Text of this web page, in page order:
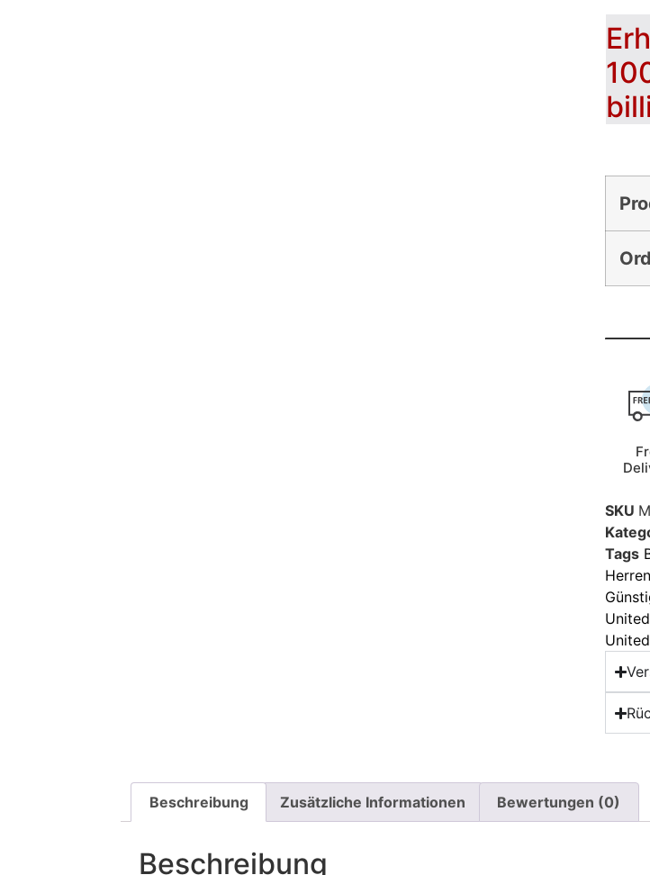
SKU
Tags
Herren
Beschreibung Zusätzliche Informationen Bewertungen (0)
Beschreibung